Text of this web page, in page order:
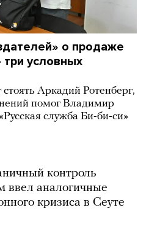
о продаже
условных
Аркадий Ротенберг,
помог Владимир
служба Би-би-си»
контроль
ввел аналогичные
кризиса в Сеуте